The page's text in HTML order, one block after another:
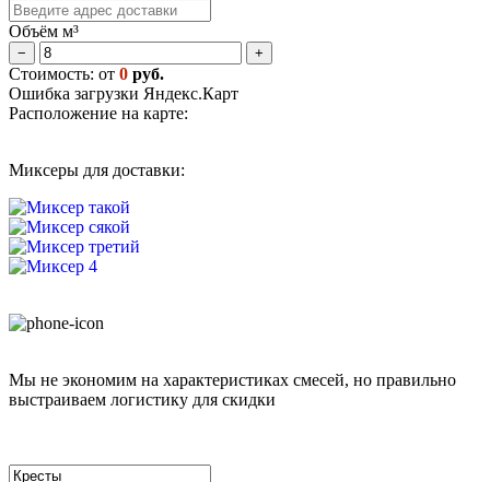
Объём м³
− +
Стоимость: от 0 руб.
Ошибка загрузки Яндекс.Карт
Расположение на карте:
Миксеры для доставки:
Мы не экономим на характеристиках смесей, но правильно
выстраиваем логистику для скидки